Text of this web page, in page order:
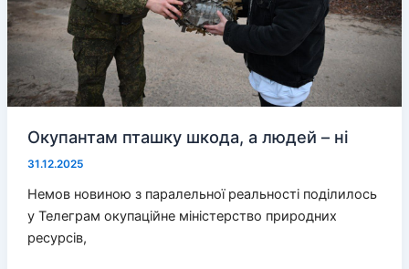
Окупантам пташку шкода, а людей – ні
31.12.2025
Немов новиною з паралельної реальності поділилось
у Телеграм окупаційне міністерство природних
ресурсів,